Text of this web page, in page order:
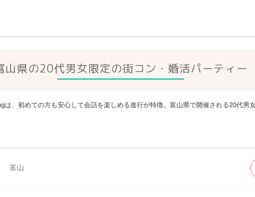
山県の20代男女限定の街コン・婚活パーティー
、初めての方も安心して会話を楽しめる進行が特徴。富山県で開催される20代男
富山